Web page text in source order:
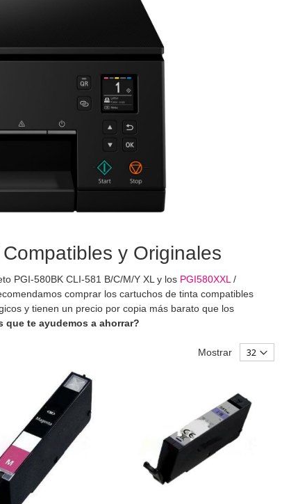
y Originales
PGI-580BK CLI-581 B/C/M/Y XL y los PGI580XXL /
comprar los cartuchos de tinta compatibles
y tienen un precio por copia más barato que los
que te ayudemos a ahorrar?
Mostrar